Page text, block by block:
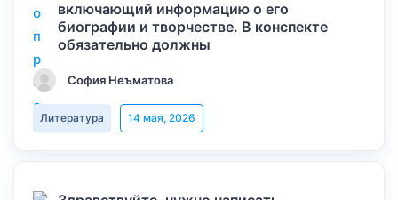
включающий информацию о его
биографии и творчестве. В конспекте
обязательно должны
София Неъматова
Литература 14 мая, 2026